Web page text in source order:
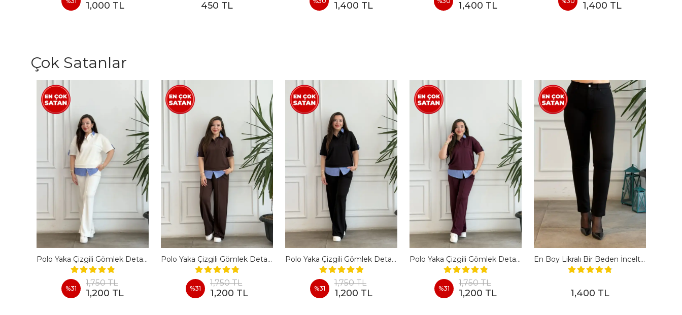
1,000 TL 450 TL 1,400 TL 1,400 TL 1,400 TL
Çok Satanlar
Polo Yaka Çizgili Gömlek Detaylı Kısa Kollu Takım - BEYAZ
%31
1,750 TL
1,200 TL
Polo Yaka Çizgili Gömlek Detaylı Kısa Kollu Takım - KAHVERENGI
%31
1,750 TL
1,200 TL
Polo Yaka Çizgili Gömlek Detaylı Kısa Kollu Takım - SIYAH
%31
1,750 TL
1,200 TL
Polo Yaka Çizgili Gömlek Detaylı Kısa Kollu Takım - BORDO
%31
1,750 TL
1,200 TL
En Boy Likralı Bir Beden İncelten Pantolon - SIYAH
1,400 TL